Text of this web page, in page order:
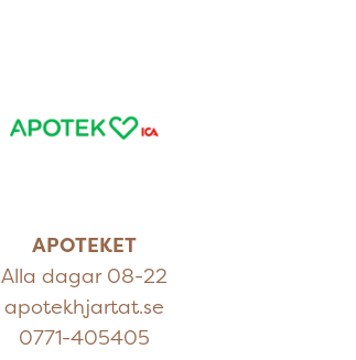
APOTEKET
Alla dagar 08-22
apotekhjartat.se
0771-405405